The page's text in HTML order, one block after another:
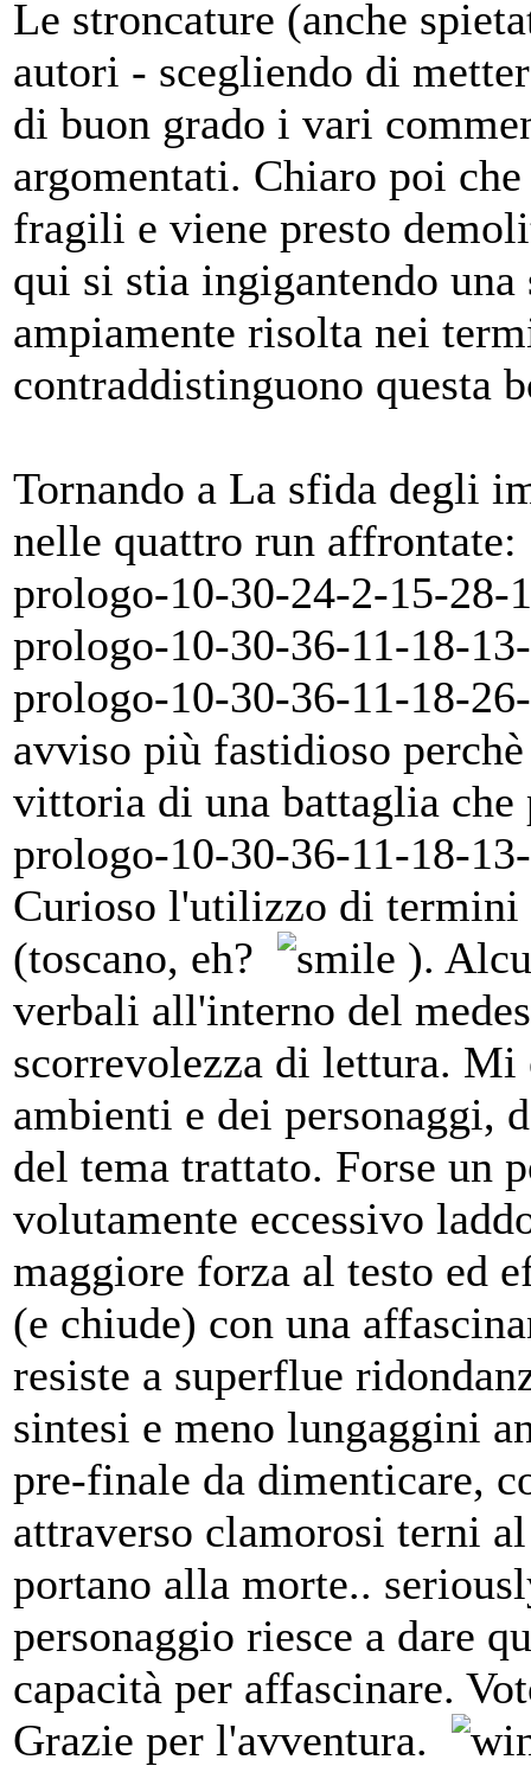
Le stroncature (anche
autori - scegliendo di
di buon grado i vari
argomentati. Chiaro poi
fragili e viene presto
qui si stia ingigantendo
ampiamente risolta nei
contraddistinguono questa
Tornando a La sfida degli
nelle quattro run affrontate:
prologo-10-30-24-2-15-28-
prologo-10-30-36-11-18-
prologo-10-30-36-11-18-
avviso più fastidioso
vittoria di una battaglia
prologo-10-30-36-11-18-
Curioso l'utilizzo di
(toscano, eh?
).
verbali all'interno del
scorrevolezza di lettura.
ambienti e dei personaggi,
del tema trattato. Forse un
volutamente eccessivo
maggiore forza al testo ed
(e chiude) con una
resiste a superflue
sintesi e meno lungaggini
pre-finale da dimenticare,
attraverso clamorosi terni
portano alla morte..
personaggio riesce a dare
capacità per affascinare.
Grazie per l'avventura.